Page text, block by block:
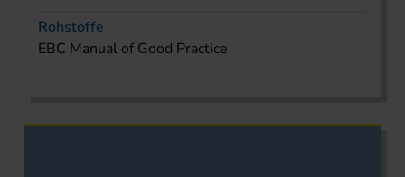
Rohstoffe
EBC Manual of Good Practice